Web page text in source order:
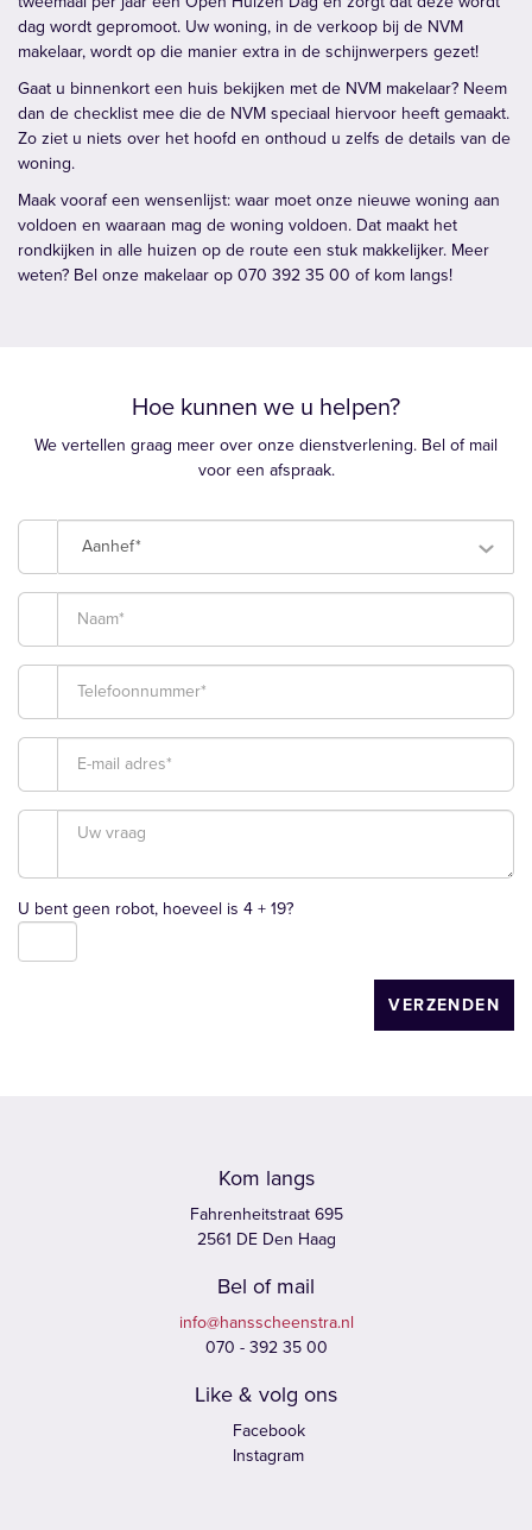
dag wordt gepromoot. Uw woning, in de verkoop bij de NVM
makelaar, wordt op die manier extra in de schijnwerpers gezet!
Gaat u binnenkort een huis bekijken met de NVM makelaar? Neem
dan de checklist mee die de NVM speciaal hiervoor heeft gemaakt.
Zo ziet u niets over het hoofd en onthoud u zelfs de details van de
woning.
Maak vooraf een wensenlijst: waar moet onze nieuwe woning aan
voldoen en waaraan mag de woning voldoen. Dat maakt het
rondkijken in alle huizen op de route een stuk makkelijker. Meer
weten? Bel onze makelaar op 070 392 35 00 of kom langs!
Hoe kunnen we u helpen?
We vertellen graag meer over onze dienstverlening. Bel of mail
voor een afspraak.
Aanhef*
U bent geen robot, hoeveel is 4 + 19?
VERZENDEN
Kom langs
Fahrenheitstraat 695
2561 DE Den Haag
Bel of mail
info@hansscheenstra.nl
070 - 392 35 00
Like & volg ons
Facebook
Instagram